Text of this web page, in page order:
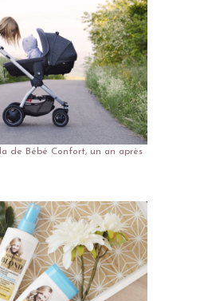
de Bébé Confort, un an après